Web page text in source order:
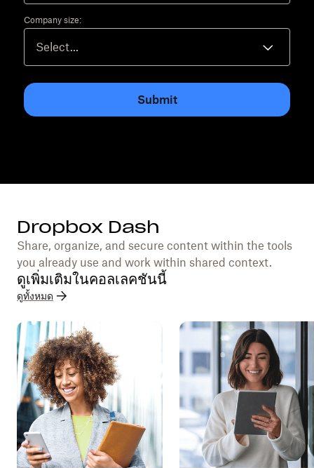
Company size:
Submit
Dropbox Dash
Share, organize, and secure content within the tools
you already use and work within shared context.
ดูเพิ่มเติมในคอลเลคชันนี้
ดูทั้งหมด